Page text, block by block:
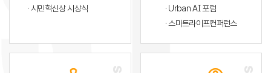
· 시민혁신상 시상식
· Urban AI 포럼
· 스마트라이프컨퍼런스